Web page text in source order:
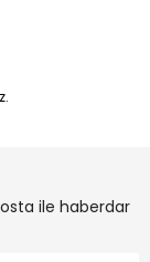
ile haberdar